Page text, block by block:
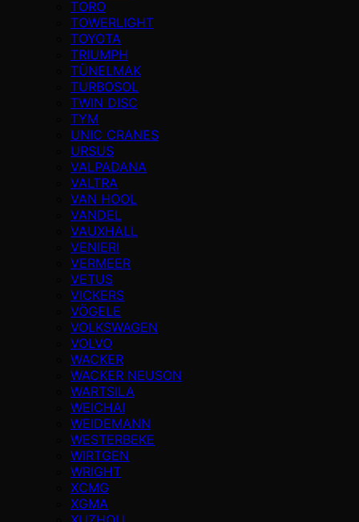
TORO
TOWERLIGHT
TOYOTA
TRIUMPH
TÜNELMAK
TURBOSOL
TWIN DISC
TYM
UNIC CRANES
URSUS
VALPADANA
VALTRA
VAN HOOL
VANDEL
VAUXHALL
VENIERI
VERMEER
VETUS
VICKERS
VÖGELE
VOLKSWAGEN
VOLVO
WACKER
WACKER NEUSON
WARTSILA
WEICHAI
WEIDEMANN
WESTERBEKE
WIRTGEN
WRIGHT
XCMG
XGMA